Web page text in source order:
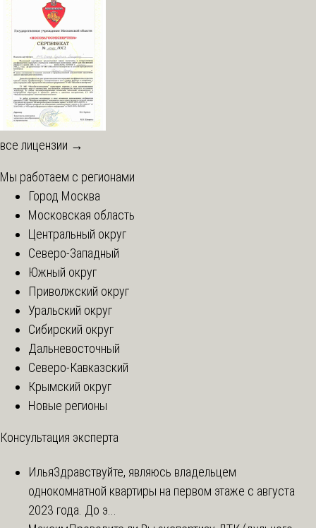
все лицензии →
Мы работаем с регионами
Город Москва
Московская область
Центральный округ
Северо-Западный
Южный округ
Приволжский округ
Уральский округ
Сибирский округ
Дальневосточный
Северо-Кавказский
Крымский округ
Новые регионы
Консультация эксперта
ИльяЗдравствуйте, являюсь владельцем
однокомнатной квартиры на первом этаже с августа
2023 года. До э...